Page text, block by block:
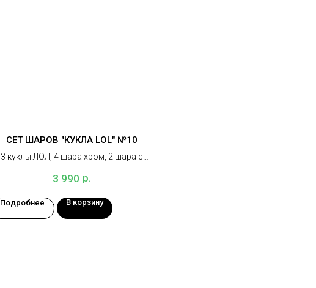
СЕТ ШАРОВ "КУКЛА LOL" №10
3 куклы ЛОЛ, 4 шара хром, 2 шара с
грузиков
3 990 р.
Подробнее В корзину